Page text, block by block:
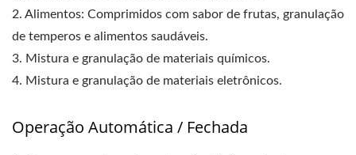
2. Alimentos: Comprimidos com sabor de frutas, granulação
de temperos e alimentos saudáveis.
3. Mistura e granulação de materiais químicos.
4. Mistura e granulação de materiais eletrônicos.
Operação Automática / Fechada